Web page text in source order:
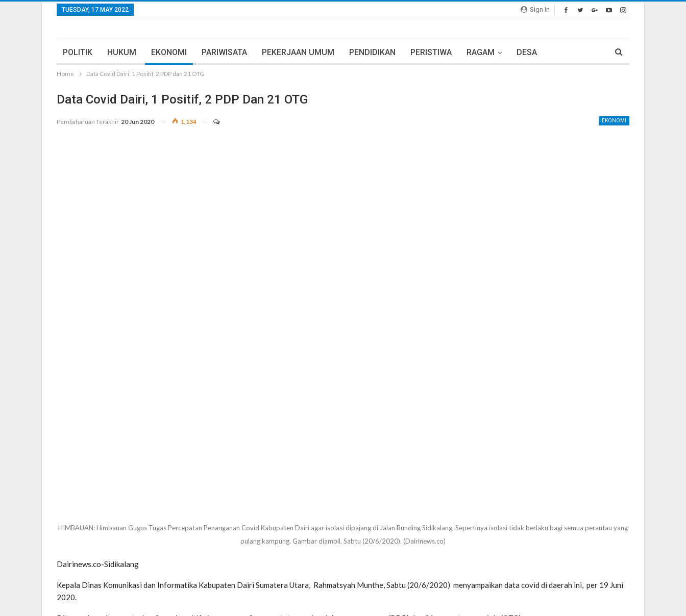
Sign In
TUESDAY, 17 MAY 2022
POLITIK HUKUM EKONOMI PARIWISATA PEKERJAAN UMUM PENDIDIKAN PERISTIWA RAGAM DESA
Home Data Covid Dairi, 1 Positif, 2 PDP dan 21 OTG
Data Covid Dairi, 1 Positif, 2 PDP Dan 21 OTG
EKONOMI
Pembaharuan Terakhir 20 Jun 2020 1,134
HIMBAUAN: Himbauan Gugus Tugas Percepatan Penanganan Covid Kabupaten Dairi agar isolasi dipajang di Jalan Runding Sidikalang. Sepertinya isolasi tidak berlaku bagi semua perantau yang
pulang kampung. Gambar diambil, Sabtu (20/6/2020). (Dairinews.co)
Dairinews.co-Sidikalang
Kepala Dinas Komunikasi dan Informatika Kabupaten Dairi Sumatera Utara, Rahmatsyah Munthe, Sabtu (20/6/2020) menyampaikan data covid di daerah ini, per 19 Juni
2020.